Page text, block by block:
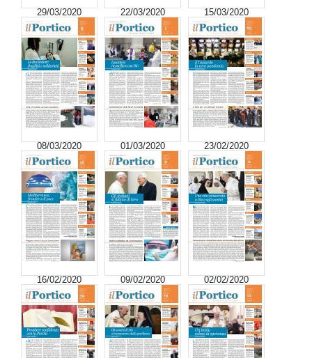
29/03/2020 22/03/2020 15/03/2020
08/03/2020 01/03/2020 23/02/2020
16/02/2020 09/02/2020 02/02/2020